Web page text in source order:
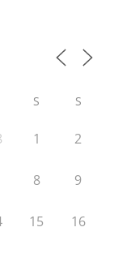
S S
1 2
8 9
15 16